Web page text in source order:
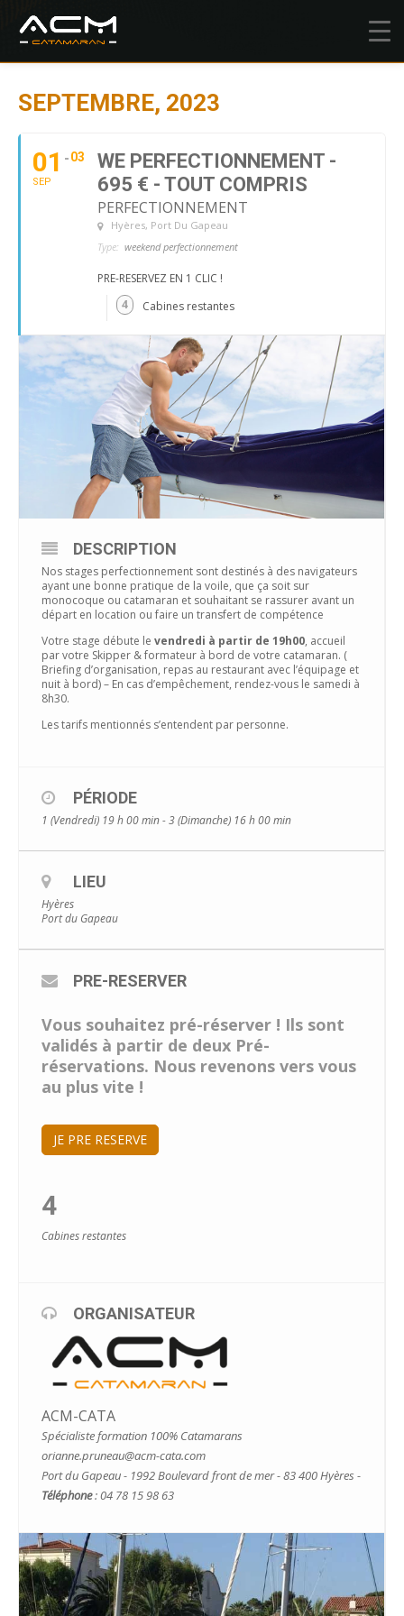
SEPTEMBRE, 2023
01
SEP
03
WE PERFECTIONNEMENT -
695 € - TOUT COMPRIS
PERFECTIONNEMENT
Hyères, Port Du Gapeau
Type: weekend perfectionnement
PRE-RESERVEZ EN 1 CLIC !
4 Cabines restantes
DESCRIPTION
Nos stages perfectionnement sont destinés à des navigateurs
ayant une bonne pratique de la voile, que ça soit sur
monocoque ou catamaran et souhaitant se rassurer avant un
départ en location ou faire un transfert de compétence
Votre stage débute le vendredi à partir de 19h00, accueil
par votre Skipper & formateur à bord de votre catamaran. (
Briefing d’organisation, repas au restaurant avec l’équipage et
nuit à bord) – En cas d’empêchement, rendez-vous le samedi à
8h30.
Les tarifs mentionnés s’entendent par personne.
PÉRIODE
1 (Vendredi) 19 h 00 min - 3 (Dimanche) 16 h 00 min
LIEU
Hyères
Port du Gapeau
PRE-RESERVER
Vous souhaitez pré-réserver ! Ils sont
validés à partir de deux Pré-
réservations. Nous revenons vers vous
au plus vite !
JE PRE RESERVE
4
Cabines restantes
ORGANISATEUR
ACM-CATA
Spécialiste formation 100% Catamarans
orianne.pruneau@acm-cata.com
Port du Gapeau - 1992 Boulevard front de mer - 83 400 Hyères -
Téléphone: 04 78 15 98 63